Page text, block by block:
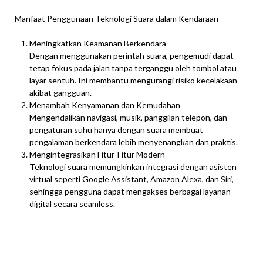
Manfaat Penggunaan Teknologi Suara dalam Kendaraan
Meningkatkan Keamanan Berkendara
Dengan menggunakan perintah suara, pengemudi dapat
tetap fokus pada jalan tanpa terganggu oleh tombol atau
layar sentuh. Ini membantu mengurangi risiko kecelakaan
akibat gangguan.
Menambah Kenyamanan dan Kemudahan
Mengendalikan navigasi, musik, panggilan telepon, dan
pengaturan suhu hanya dengan suara membuat
pengalaman berkendara lebih menyenangkan dan praktis.
Mengintegrasikan Fitur-Fitur Modern
Teknologi suara memungkinkan integrasi dengan asisten
virtual seperti Google Assistant, Amazon Alexa, dan Siri,
sehingga pengguna dapat mengakses berbagai layanan
digital secara seamless.